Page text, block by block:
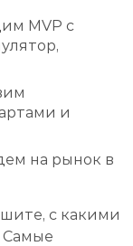
MVP с
и
на рынок в
с какими
Самые